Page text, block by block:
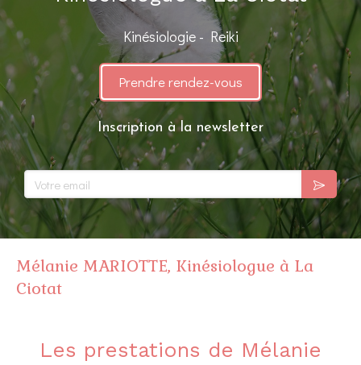
Kinésiologie - Reiki
Prendre rendez-vous
Inscription à la newsletter
Votre email
Mélanie MARIOTTE, Kinésiologue à La
Ciotat
Les prestations de Mélanie